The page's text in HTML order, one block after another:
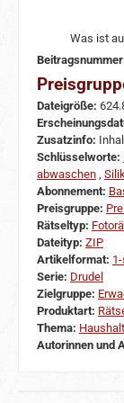
Was ist
Dateigröße:
Zusatzinfo:
Schlüsselworte:
abwaschen
Abonnement:
Preisgruppe:
Rätseltyp:
Dateityp: ZIP
Artikelformat:
Serie: Drudel
Zielgruppe:
Produktart:
Thema:
Autorinnen und